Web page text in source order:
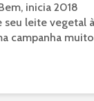
inicia 2018
seu leite vegetal à
campanha muito